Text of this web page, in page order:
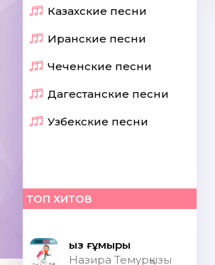
Казахские песни
Иранские песни
Чеченские песни
Дагестанские песни
Узбекские песни
ТОП ХИТОВ
Қыз ғұмыры
Назира Темурқызы